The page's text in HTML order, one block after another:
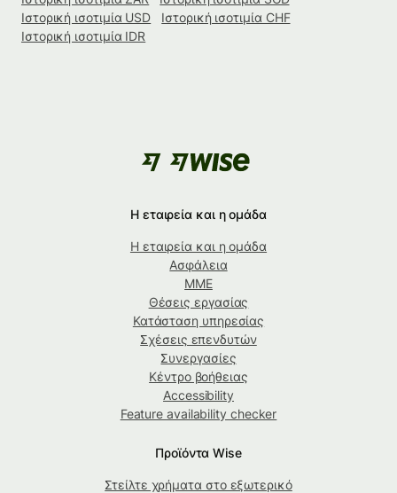
Ιστορική ισοτιμία USD
Ιστορική ισοτιμία CHF
Ιστορική ισοτιμία IDR
Η εταιρεία και η ομάδα
Η εταιρεία και η ομάδα
Ασφάλεια
ΜΜΕ
Θέσεις εργασίας
Κατάσταση υπηρεσίας
Σχέσεις επενδυτών
Συνεργασίες
Κέντρο βοήθειας
Accessibility
Feature availability checker
Προϊόντα Wise
Στείλτε χρήματα στο εξωτερικό